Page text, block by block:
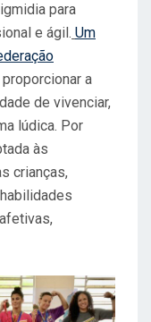
para
e ágil. Um
a
de vivenciar,
lúdica. Por
às
crianças,